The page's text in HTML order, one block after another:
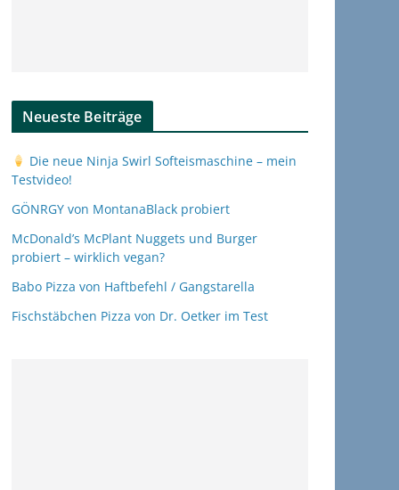
Neueste Beiträge
Die neue Ninja Swirl Softeismaschine – mein
Testvideo!
GÖNRGY von MontanaBlack probiert
McDonald’s McPlant Nuggets und Burger
probiert – wirklich vegan?
Babo Pizza von Haftbefehl / Gangstarella
Fischstäbchen Pizza von Dr. Oetker im Test